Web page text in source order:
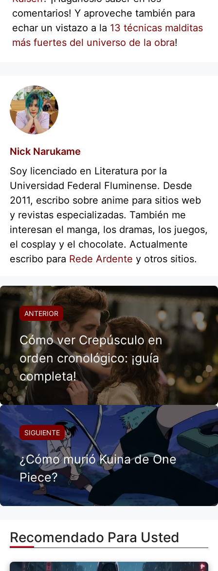
comentarios! Y aproveche también para
echar un vistazo a la 13 técnicas malditas
más fuertes del universo de la obra!
Nick Narukame
Soy licenciado en Literatura por la
Universidad Federal Fluminense. Desde
2011, escribo sobre anime para sitios web
y revistas especializadas. También me
interesan el manga, los dramas, los juegos,
el cosplay y el chocolate. Actualmente
escribo para Rede Ardente y otros sitios.
ANTERIOR
Cómo ver Crepúsculo en
orden cronológico: ¡guía
completa!
SIGUIENTE
¿Cómo murió Kuina de One
Piece?
Recomendado Para Usted